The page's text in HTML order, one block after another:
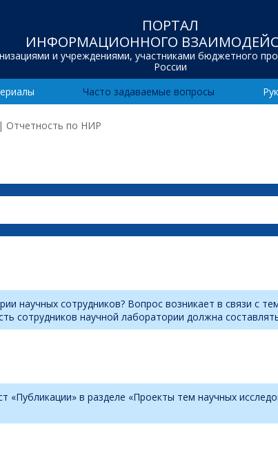
ПОРТАЛ
ИНФОРМАЦИОННОГО
и учреждениями, участниками бюджетного
России
Часто задаваемые вопросы
| Отчетность по НИР
научных сотрудников? Вопрос возникает в связи с
сотрудников научной лаборатории должна
«Публикации» в разделе «Проекты тем научных